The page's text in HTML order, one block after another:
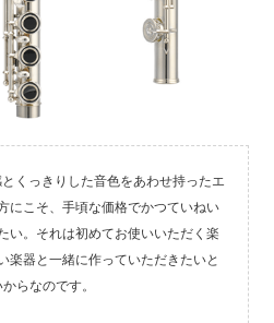
くっきりした音色をあわせ持ったエ
にこそ、手頃な価格でかつていねい
い。それは初めてお使いいただく楽
楽器と一緒に作っていただきたいと
らなのです。